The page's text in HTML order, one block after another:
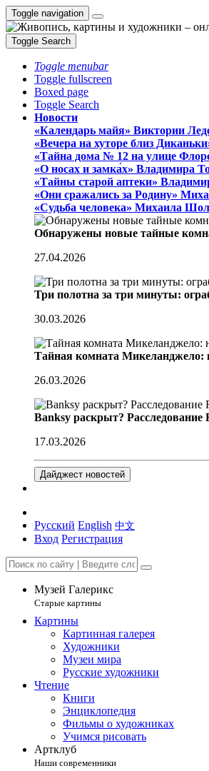
Toggle navigation
Toggle Search
Toggle menubar
Toggle fullscreen
Boxed page
Toggle Search
Новости
«Календарь майя» Виктории
«Вечера на хуторе близ
«Тайна дома № 12 на улице
«О носах и замка́х» Владимира
«Тайны старой аптеки»
«Они сражались за Родину»
«Судьба человека» Михаила
Обнаружены новые тайные
27.04.2026
Три полотна за три минуты:
30.03.2026
Тайная комната Микеланджело:
26.03.2026
Banksy раскрыт? Расследование
17.03.2026
Дайджест новостей
Русский English 中文
Вход Регистрация
Музей Галерикс
Старые картины
Картины
Картинная галерея
Художники
Музеи мира
Русские художники
Чтение
Книги
Энциклопедия
Фильмы о художниках
Учимся рисовать
Артклуб
Наши современники